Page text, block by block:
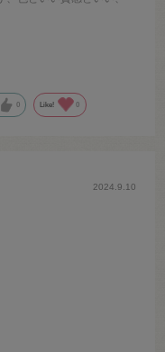
も助かりました。
0 Like! 0
2024.9.10